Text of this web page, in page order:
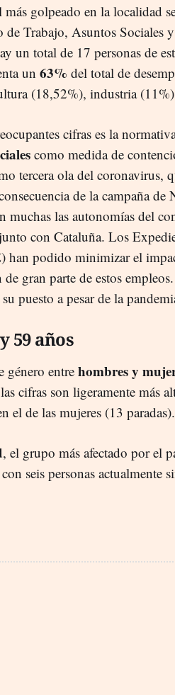
más golpeado en la localidad
Trabajo, Asuntos Sociales
un total de 17 personas de
un 63% del total de
(18,52%), industria
cifras es la
como medida de
tercera ola del coronavirus,
de la campaña
muchas las autonomías del
con Cataluña. Los
han podido minimizar el
gran parte de estos
puesto a pesar de la
59 años
género entrehombres y
cifras son ligeramente más
el de las mujeres (13 paradas).
, el grupo más afectado por el
seis personas actualmente